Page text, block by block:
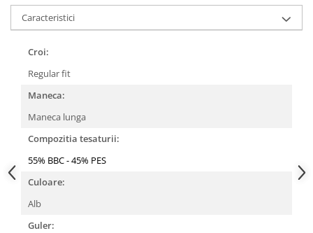
Caracteristici
Croi:
Regular fit
Maneca:
Maneca lunga
Compozitia tesaturii:
55% BBC - 45% PES
Culoare:
Alb
Guler: